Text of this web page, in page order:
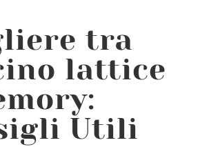
tra
lattice
Utili